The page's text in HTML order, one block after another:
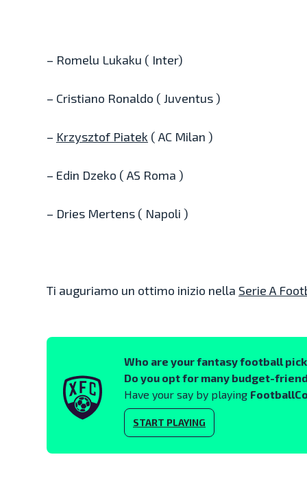
– Romelu Lukaku ( Inter)
– Cristiano Ronaldo ( Juventus )
– Krzysztof Piatek ( AC Milan )
– Edin Dzeko ( AS Roma )
– Dries Mertens ( Napoli )
Ti auguriamo un ottimo inizio nella Serie A
Who are your fantasy football
Do you opt for many budget-
Have your say by playing
START PLAYING